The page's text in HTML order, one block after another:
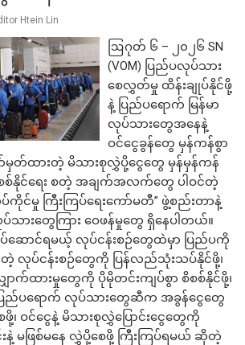
Htein Lin
ဩဂုတ် ၆ – ၂၀၂၆ SN
(VOM) ပြည်ပလုပ်သား
စေလွှတ်မှု ထိန်းချုပ်နိုင်ဖို့
နဲ့ ပြည်ပရောက် မြန်မာ
လုပ်သားတွေအနေနဲ့
ဝင်ငွေခွန်တွေ မှန်ကန်စွာ
တ်မှတ်ထားတဲ့ မိသားစုလွှဲပို့ငွေတွေ မှန်မှန်ကန်
စစ်နိုင်ရေး စတဲ့ အချက်အလက်တွေ ပါဝင်တဲ့
င်မှု ကြီးကြပ်ရေးကော်မတီ” ဖွဲ့စည်းတာနဲ့
ားတွေကြား ဝေဖန်မှုတွေ ရှိနေပါတယ်။
ောင်ရမယ့် လုပ်ငန်းစဉ်တွေထဲမှာ ပြည်ပကို
လုပ်ငန်းစဉ်တွေကို ပြန်လည်သုံးသပ်နိုင်ဖို့၊
က်ထားမှုတွေကို ပိုမိုတင်းကျပ်စွာ စိစစ်နိုင်ဖို့၊
ြည်ပရောက် လုပ်သားတွေဆီက အခွန်ငွေတွေ
ဖို့၊ ဝင်ငွေနဲ့ မိသားစုလွှဲပြောင်းငွေတွေကို
နဲ့ မဖြစ်မနေ လွှဲပို့စေဖို့ ကြီးကြပ်ရမယ် ဆိုတဲ့